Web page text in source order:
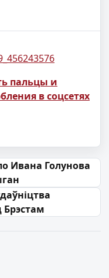
пальцы и
в соцсетях
Ивана Голунова
Брэстам